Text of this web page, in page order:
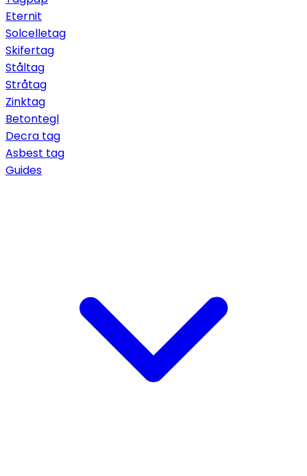
Eternit
Solcelletag
Skifertag
Ståltag
Stråtag
Zinktag
Betontegl
Decra tag
Asbest tag
Guides